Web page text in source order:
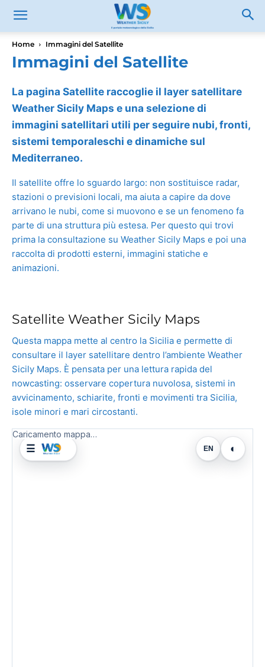
Home Immagini del Satellite
Immagini del Satellite
La pagina Satellite raccoglie il layer satellitare
Weather Sicily Maps e una selezione di
immagini satellitari utili per seguire nubi, fronti,
sistemi temporaleschi e dinamiche sul
Mediterraneo.
Il satellite offre lo sguardo largo: non sostituisce radar,
stazioni o previsioni locali, ma aiuta a capire da dove
arrivano le nubi, come si muovono e se un fenomeno fa
parte di una struttura più estesa. Per questo qui trovi
prima la consultazione su Weather Sicily Maps e poi una
raccolta di prodotti esterni, immagini statiche e
animazioni.
Satellite Weather Sicily Maps
Questa mappa mette al centro la Sicilia e permette di
consultare il layer satellitare dentro l’ambiente Weather
Sicily Maps. È pensata per una lettura rapida del
nowcasting: osservare copertura nuvolosa, sistemi in
avvicinamento, schiarite, fronti e movimenti tra Sicilia,
isole minori e mari circostanti.